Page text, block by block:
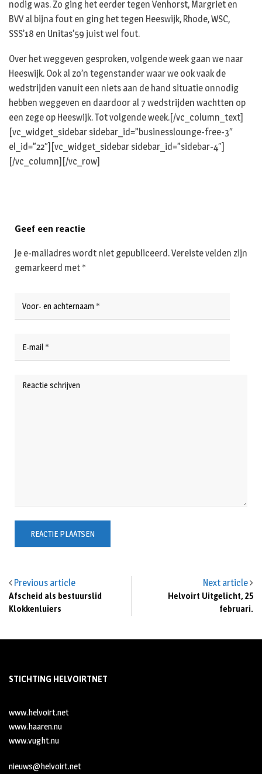
nodig was. Zo ging het eerder tegen Venhorst, Margriet en
BVV al bijna fout en ging het tegen Heeswijk, Rhode, WSC,
SSS’18 en Unitas’59 juist wel fout.
Over het weggeven gesproken, volgende week gaan we naar
Heeswijk. Ook al zo’n tegenstander waar we ook vaak de
wedstrijden vanuit een niets aan de hand situatie onnodig
hebben weggeven en daardoor al 7 wedstrijden wachtten op
een zege op Heeswijk. Tot volgende week.[/vc_column_text]
[vc_widget_sidebar sidebar_id=”businesslounge-free-3″
el_id=”22″][vc_widget_sidebar sidebar_id=”sidebar-4″]
[/vc_column][/vc_row]
Previous article
Afscheid als bestuurslid
Klokkenluiers
Next article
Helvoirt Uitgelicht, 25
februari.
Geef een reactie
Je e-mailadres wordt niet gepubliceerd.Vereiste velden zijn
gemarkeerd met *
STICHTING HELVOIRTNET
www.helvoirt.net
www.haaren.nu
www.vught.nu
nieuws@helvoirt.net